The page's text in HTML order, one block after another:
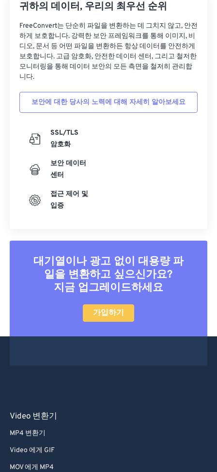
귀하의 데이터, 우리의 최우선 순위
FreeConvert는 단순히 파일을 변환하는 데 그치지 않고, 안전
하게 보호합니다. 강력한 보안 프레임워크를 통해 이미지, 비
디오, 문서 등 어떤 파일을 변환하든 항상 데이터를 안전하게
보호합니다. 고급 암호화, 안전한 데이터 센터, 그리고 철저한
모니터링을 통해 데이터 보안의 모든 측면을 철저히 관리합
니다.
보안에 대한 당사의 노력에 대해 자세히 알아보세요
SSL/TLS
암호화
보안 데이터
센터
접근 제어 및
입증
대기열이나 광고 없이 대용량 파
일을 변환하고 싶으신가요?
지금 업그레이드하세요
가입하기
Video 변환기
MP4 변환기
Video 에게 GIF
MOV 에게 MP4